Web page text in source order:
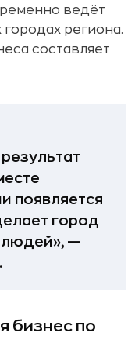
ведёт
региона.
составляет
появляется
город
людей», —
бизнес по